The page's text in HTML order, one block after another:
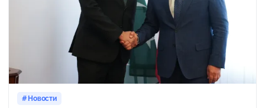
Новости